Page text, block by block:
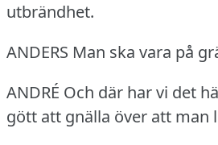
utbrändhet.
ANDERS Man ska vara på
ANDRÉ Och där har vi det
gött att gnälla över att man